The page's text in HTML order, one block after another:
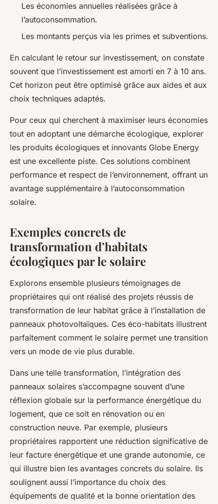
Les économies annuelles réalisées grâce à
l’autoconsommation.
Les montants perçus via les primes et subventions.
En calculant le retour sur investissement, on constate
souvent que l’investissement est amorti en 7 à 10 ans.
Cet horizon peut être optimisé grâce aux aides et aux
choix techniques adaptés.
Pour ceux qui cherchent à maximiser leurs économies
tout en adoptant une démarche écologique, explorer
les produits écologiques et innovants Globe Energy
est une excellente piste. Ces solutions combinent
performance et respect de l’environnement, offrant un
avantage supplémentaire à l’autoconsommation
solaire.
Exemples concrets de
transformation d’habitats
écologiques par le solaire
Explorons ensemble plusieurs témoignages de
propriétaires qui ont réalisé des projets réussis de
transformation de leur habitat grâce à l’installation de
panneaux photovoltaïques. Ces éco-habitats illustrent
parfaitement comment le solaire permet une transition
vers un mode de vie plus durable.
Dans une telle transformation, l’intégration des
panneaux solaires s’accompagne souvent d’une
réflexion globale sur la performance énergétique du
logement, que ce soit en rénovation ou en
construction neuve. Par exemple, plusieurs
propriétaires rapportent une réduction significative de
leur facture énergétique et une grande autonomie, ce
qui illustre bien les avantages concrets du solaire. Ils
soulignent aussi l’importance du choix des
équipements de qualité et la bonne orientation des